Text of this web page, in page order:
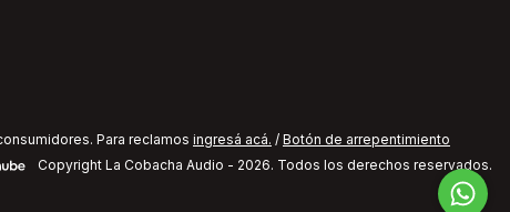
Para reclamos ingresá acá. / Botón de arrepentimiento
Copyright La Cobacha Audio - 2026. Todos los derechos reservados.